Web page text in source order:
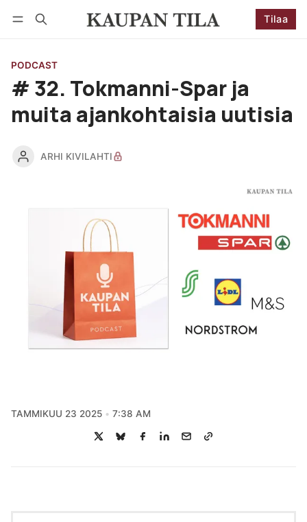
Tilaa
PODCAST
# 32. Tokmanni-Spar ja
muita ajankohtaisia uutisia
ARHI KIVILAHTI
TAMMIKUU 23 2025 7:38 AM